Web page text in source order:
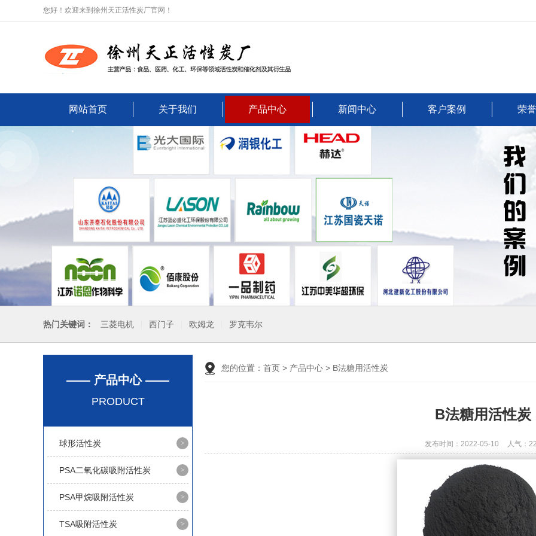
您好！欢迎来到徐州天正活性炭厂官网！
网站首页 关于我们 产品中心 新闻中心 客户案例 荣
热门关键词： 三菱电机 西门子 欧姆龙 罗克韦尔
—— 产品中心 ——
PRODUCT
球形活性炭
PSA二氧化碳吸附活性炭
PSA甲烷吸附活性炭
TSA吸附活性炭
您的位置： 首页 > 产品中心 > B法糖用活性炭
B法糖用活性炭
发布时间：2022-05-10 人气：